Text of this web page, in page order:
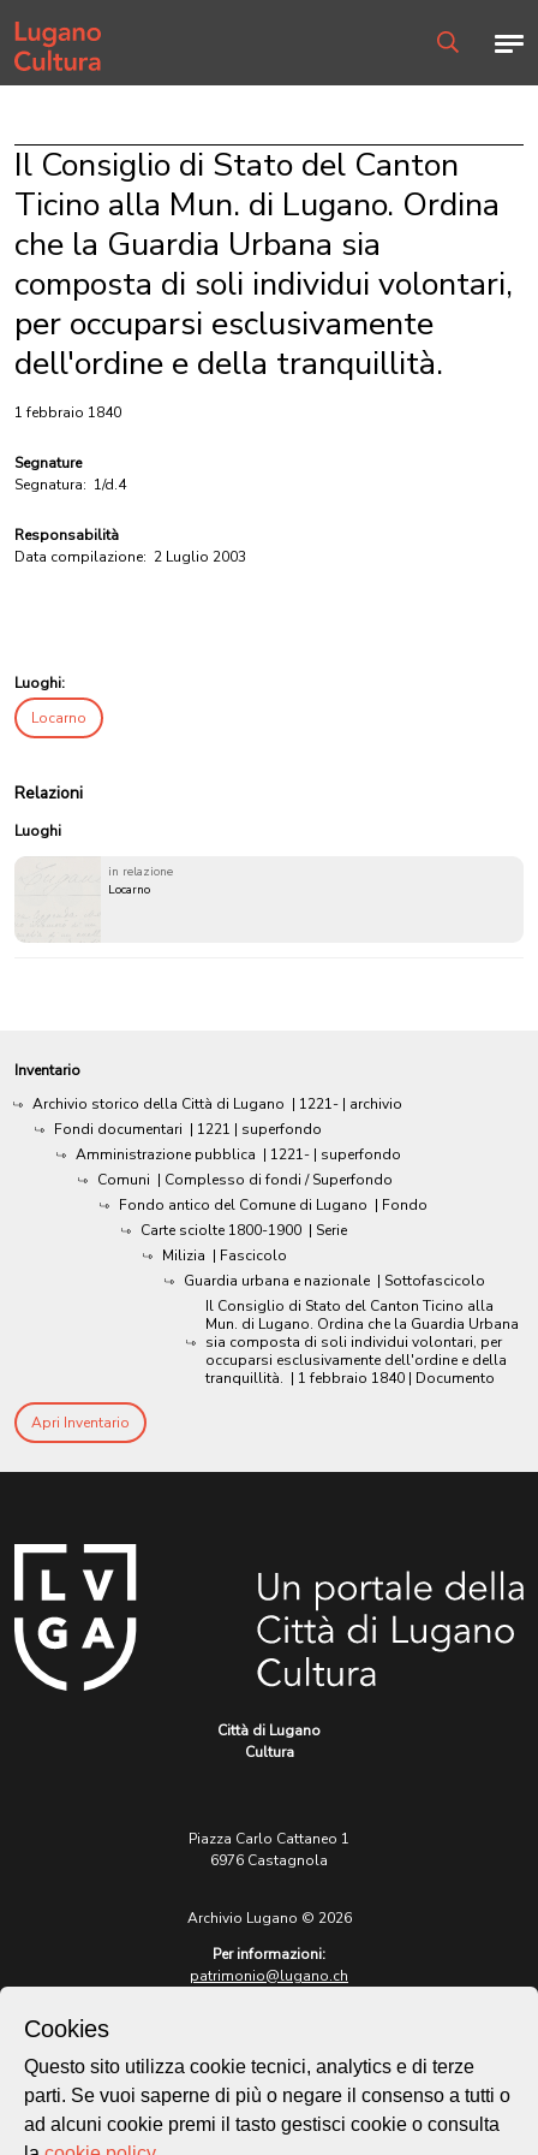
Home page
Il Consiglio di Stato del Canton
Ticino alla Mun. di Lugano. Ordina
che la Guardia Urbana sia
composta di soli individui volontari,
per occuparsi esclusivamente
dell'ordine e della tranquillità.
1 febbraio 1840
Segnature
Segnatura: 1/d.4
Responsabilità
Data compilazione: 2 Luglio 2003
Luoghi:
Locarno
Relazioni
Luoghi
in relazione
Locarno
Inventario
Archivio storico della Città di Lugano | 1221- | archivio
Fondi documentari | 1221 | superfondo
Amministrazione pubblica | 1221- | superfondo
Comuni | Complesso di fondi / Superfondo
Fondo antico del Comune di Lugano | Fondo
Carte sciolte 1800-1900 | Serie
Milizia | Fascicolo
Guardia urbana e nazionale | Sottofascicolo
Il Consiglio di Stato del Canton Ticino alla
Mun. di Lugano. Ordina che la Guardia Urbana
sia composta di soli individui volontari, per
occuparsi esclusivamente dell'ordine e della
tranquillità. | 1 febbraio 1840 | Documento
Apri Inventario
Città di Lugano
Cultura
Piazza Carlo Cattaneo 1
6976 Castagnola
Archivio Lugano © 2026
Per informazioni:
patrimonio@lugano.ch
lugano.ch
Cookie policy
Cookies
Questo sito utilizza cookie tecnici, analytics e di terze
parti. Se vuoi saperne di più o negare il consenso a tutti o
ad alcuni cookie premi il tasto gestisci cookie o consulta